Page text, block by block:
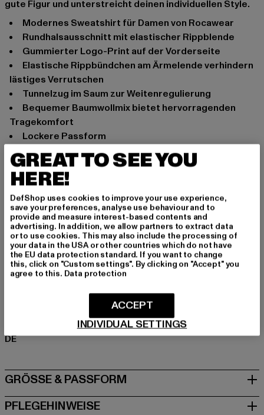
gute Figur und unterstreicht deinen individuellen Style.
Modernes Sweatshirt für Damen von Rocawear
Rundhalsausschnitt mit elastischer Rippblende
Gummierter Logo-Print auf der Vorderseite
Elastische Rippbündchen am Ärmelende verhindern
lästiges Verrutschen
Tunnelzug im Saum zur Weitenregulierung
Bequemer Baumwollmix bietet hervorragenden
Tragekomfort
Lockere Passform
Anlass: Alltag, Bequem, Chillen, Normal, Freizeit, Lässig,
Basic
Ausschnitt: Rundhals
Marke: Rocawear
Kat.: Pullover
Farbe: grau
Hersteller Farbe: grey
Materialzusammensetzung: 80% Baumwolle, 20%
Polyester
Art.Nr: RWLCN005-00111
Hersteller: TB International GmbH |
Dr.-Robert-Murjahn-Straße 7 | 64372 Ober-Ramstadt |
DE
GRÖSSE & PASSFORM
PFLEGEHINWEISE
GREAT TO SEE YOU
HERE!
DefShop uses cookies to improve your use experience,
save your preferences, analyse use behaviour and to
provide and measure interest-based contents and
advertising. In addition, we allow partners to extract data
or to use cookies. This may also include the processing of
your data in the USA or other countries which do not have
the EU data protection standard. If you want to change
this, click on "Custom settings". By clicking on "Accept" you
agree to this. Data protection
INDIVIDUAL SETTINGS
ACCEPT